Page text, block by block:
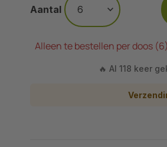
Aantal
Alleen te bestellen per doos
🔥 Al 118 keer